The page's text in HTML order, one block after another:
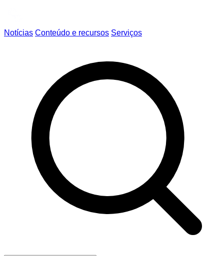
Notícias Conteúdo e recursos Serviços